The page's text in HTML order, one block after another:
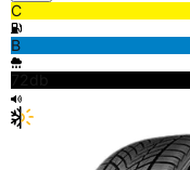
C
B
72db